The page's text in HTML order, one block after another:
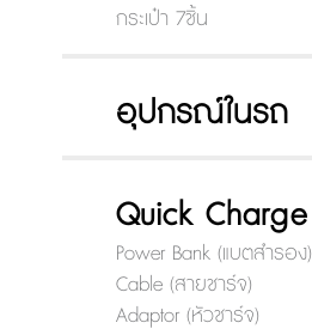
กระเป๋า 7ชิ้น
อุปกรณ์ในรถ
Quick Charge
Power Bank (แบตสำรอง)
Cable (สายชาร์จ)
Adaptor (หัวชาร์จ)